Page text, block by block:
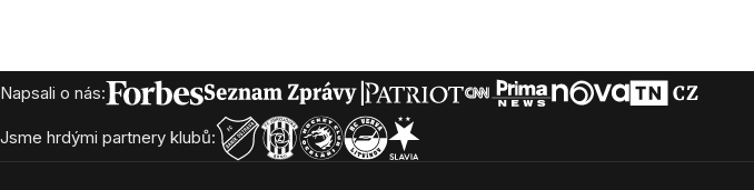
Zápatí
Napsali o nás:
Jsme hrdými partnery klubů: